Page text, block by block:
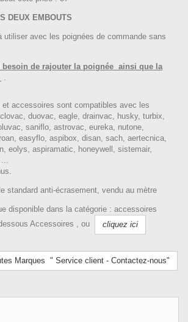
DEUX EMBOUTS
utiliser avec les poignées de commande sans
besoin de rajouter la poignée ainsi que la
accessoires sont compatibles avec les
duovac, eagle, drainvac, husky, turbix,
saniflo, astrovac, eureka, nutone,
easyflo, aspibox, disan, sach, aertecnica,
eolys, aspiramatic, honeywell, sistemair,
standard anti-écrasement, vendu au mètre
disponible dans la catégorie : accessoires
Accessoires , ou
cliquez ici
Marques " Service client - Contactez-nous"